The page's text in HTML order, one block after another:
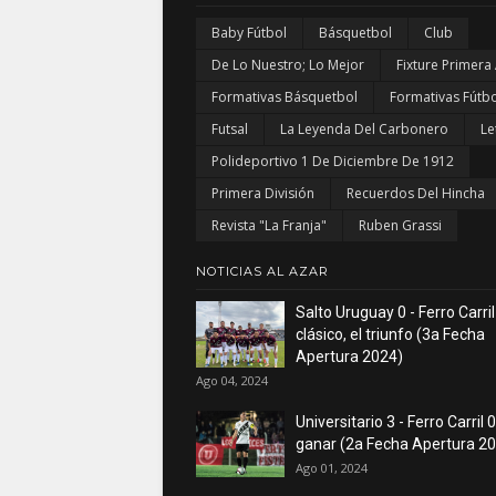
Baby Fútbol Básquetbol
Club
De Lo Nuestro; Lo Mejor
Fixture Primera
Formativas Básquetbol
Formativas
Futsal
La Leyenda Del Carbonero
Polideportivo 1 De Diciembre De 1912
Primera División
Recuerdos Del Hincha
Revista "La Franja"
Ruben Grassi
NOTICIAS AL AZAR
Salto Uruguay 0 - Ferro Carril
clásico, el triunfo (3a Fecha
Apertura 2024)
Ago 04, 2024
Universitario 3 - Ferro Carril
ganar (2a Fecha Apertura
Ago 01, 2024